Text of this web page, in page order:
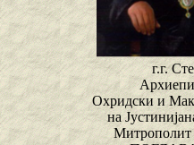
г.г.
Охридски и
на
Митрополит